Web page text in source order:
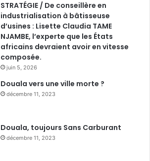
STRATÉGIE / De conseillère en
industrialisation à bâtisseuse
d’usines : Lisette Claudia TAME
NJAMBE, l’experte que les États
africains devraient avoir en vitesse
composée.
juin 5, 2026
Douala vers une ville morte ?
décembre 11, 2023
Douala, toujours Sans Carburant
décembre 11, 2023